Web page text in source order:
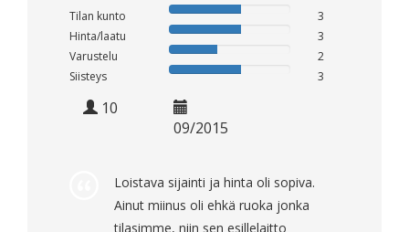
Tilan kunto
3
Hinta/laatu
3
Varustelu
2
Siisteys
3
10
09/2015
Loistava sijainti ja hinta oli sopiva.
Ainut miinus oli ehkä ruoka jonka
tilasimme, niin sen esillelaitto